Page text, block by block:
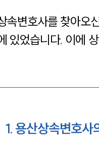
속변호사를 찾아오
있었습니다. 이에
1.용산상속변호사